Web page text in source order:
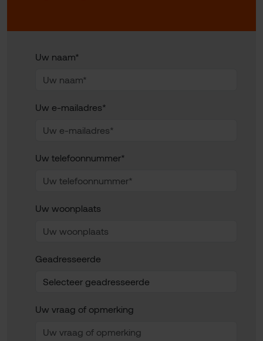
Uw naam*
Uw e-mailadres*
Uw telefoonnummer*
Uw woonplaats
Geadresseerde
Uw vraag of opmerking